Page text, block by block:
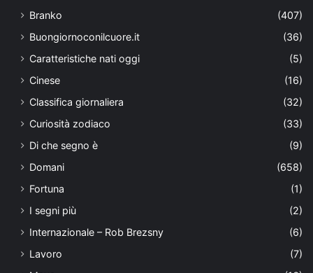
Branko
(407)
Buongiornoconilcuore.it
(36)
Caratteristiche nati oggi
(5)
Cinese
(16)
Classifica giornaliera
(32)
Curiosità zodiaco
(33)
Di che segno è
(9)
Domani
(658)
Fortuna
(1)
I segni più
(2)
Internazionale – Rob Brezsny
(6)
Lavoro
(7)